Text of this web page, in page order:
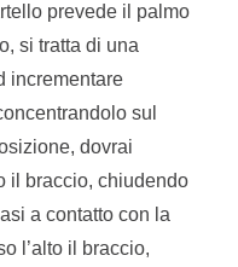
prevede il palmo
si tratta di una
incrementare
sul
dovrai
il braccio, chiudendo
a contatto con la
l’alto il braccio,